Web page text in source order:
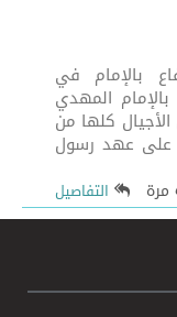
بالإمام في
بالإمام المهدي
كلها من
على عهد رسول
التفاصيل